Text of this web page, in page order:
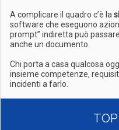
A complicare il quadro c’è la
software che eseguono
prompt” indiretta può
anche un documento.
Chi porta a casa qualcosa
insieme competenze,
incidenti a farlo.